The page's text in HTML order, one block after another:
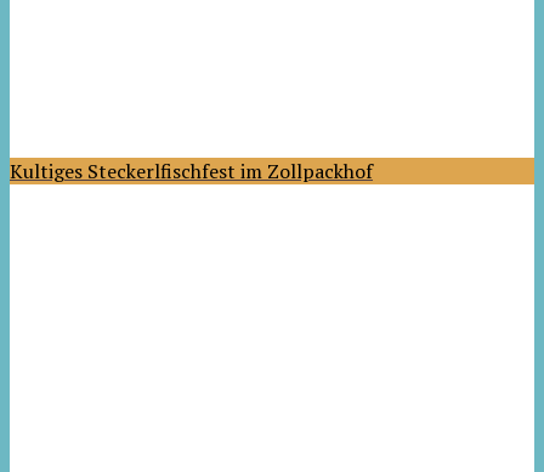
Kultiges Steckerlfischfest im Zollpackhof